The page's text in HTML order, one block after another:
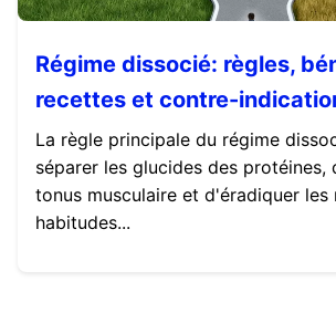
Régime dissocié: règles,
recettes et contre-
La règle principale du régime
séparer les glucides des protéines,
tonus musculaire et d'éradiquer les
habitudes...